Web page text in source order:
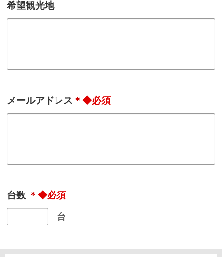
希望観光地
メールアドレス ＊
台数 ＊
台